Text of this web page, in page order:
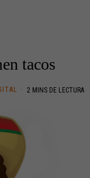
tacos
2 MINS DE LECTURA